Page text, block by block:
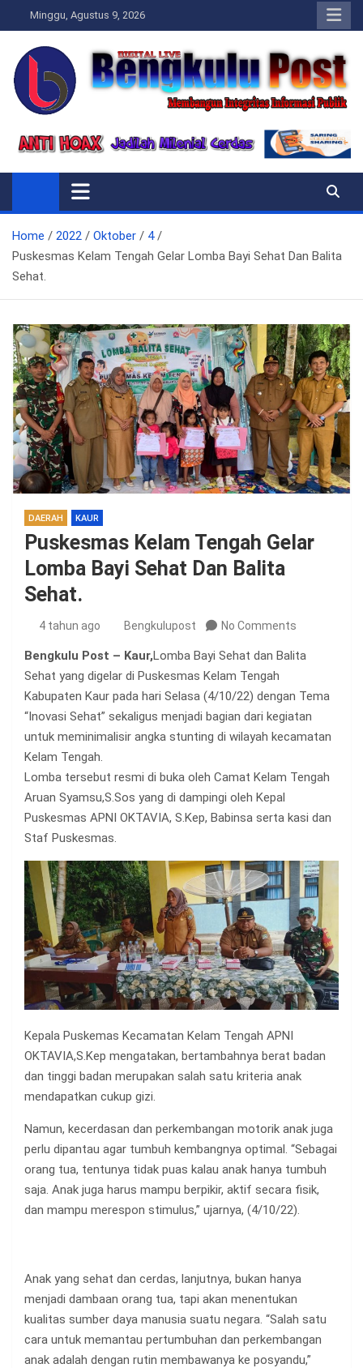
to
content
Minggu, Agustus 9, 2026
Bengkulupost.id
Home 2022 Oktober
4
Puskesmas Kelam Tengah Gelar Lomba Bayi Sehat Dan Balita
Sehat.
DAERAH KAUR
Puskesmas Kelam Tengah Gelar
Lomba Bayi Sehat Dan Balita
Sehat.
4 tahun ago Bengkulupost No Comments
Bengkulu Post – Kaur,Lomba Bayi Sehat dan Balita
Sehat yang digelar di Puskesmas Kelam Tengah
Kabupaten Kaur pada hari Selasa (4/10/22) dengan Tema
“Inovasi Sehat” sekaligus menjadi bagian dari kegiatan
untuk meminimalisir angka stunting di wilayah kecamatan
Kelam Tengah.
Lomba tersebut resmi di buka oleh Camat Kelam Tengah
Aruan Syamsu,S.Sos yang di dampingi oleh Kepal
Puskesmas APNI OKTAVIA, S.Kep, Babinsa serta kasi dan
Staf Puskesmas.
Kepala Puskemas Kecamatan Kelam Tengah APNI
OKTAVIA,S.Kep mengatakan, bertambahnya berat badan
dan tinggi badan merupakan salah satu kriteria anak
mendapatkan cukup gizi.
Namun, kecerdasan dan perkembangan motorik anak juga
perlu dipantau agar tumbuh kembangnya optimal. “Sebagai
orang tua, tentunya tidak puas kalau anak hanya tumbuh
saja. Anak juga harus mampu berpikir, aktif secara fisik,
dan mampu merespon stimulus,” ujarnya, (4/10/22).
Anak yang sehat dan cerdas, lanjutnya, bukan hanya
menjadi dambaan orang tua, tapi akan menentukan
kualitas sumber daya manusia suatu negara. “Salah satu
cara untuk memantau pertumbuhan dan perkembangan
anak adalah dengan rutin membawanya ke posyandu,”